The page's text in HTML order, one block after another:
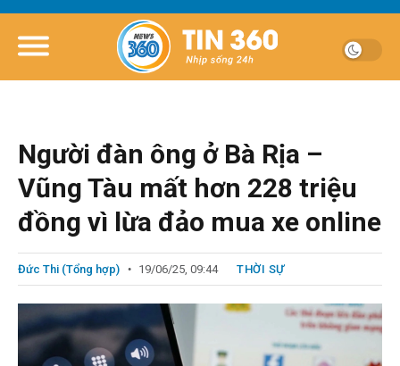
Người đàn ông ở Bà Rịa –
Vũng Tàu mất hơn 228 triệu
đồng vì lừa đảo mua xe online
Đức Thi (Tổng hợp) 19/06/25, 09:44 THỜI SỰ